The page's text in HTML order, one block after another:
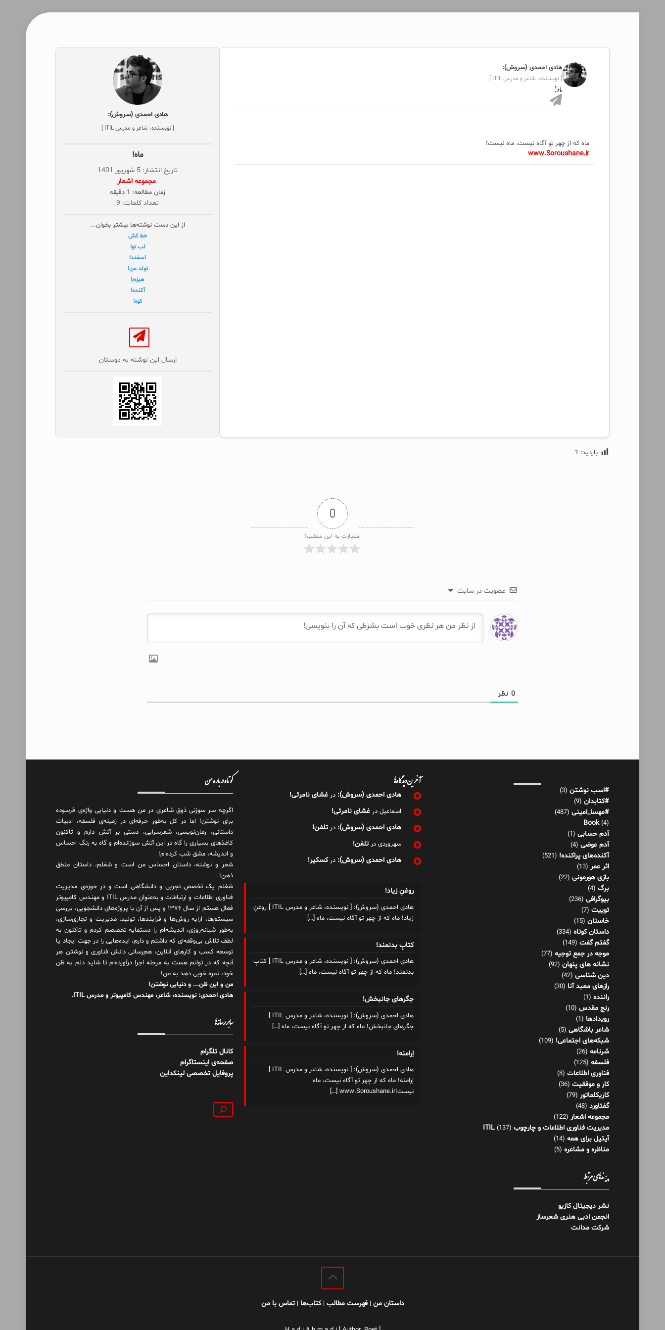
هادی احمدی (سروش):
[ نویسنده، شاعر و مدرس ITIL ]ماه!
ماه که از چهر تو آگاه نیست، ماه نیست!
www.Soroushane.ir
هادی احمدی (سروش):
[ نویسنده، شاعر و مدرس ITIL ]
ماه!
تاریخ انتشار: 5 شهریور 1401
‌ مجموعه اشعار
زمان مطالعه: 1 دقیقه
تعداد کلمات: 9
از این دست نوشته‌ها بیشتر بخوان...
خط‌‌ کش
لب تو!
اسفند!
تولد من!
هیزم!
آکنده!
کوه!
ارسال این نوشته به دوستان‌
بازدید: 1
0
امتیازت به این مطلب؟
عضویت در سایت
0نظر
#اسب نوشتن (3)
#کتابدان (9)
#مهسا_امینی (487)
Book(4)
آدم حسابی (1)
آدم عوضی (4)
آکنده‌های پراکنده! (521)
اثر عمر (13)
بازی هورمونی (22)
برگ (4)
بیوگرافی (236)
توییت (7)
خاستان (15)
داستان کوتاه (334)
گفتم گفت (149)
موجه در جمع توجیه (77)
نشانه های پنهان (92)
دین شناسی (42)
رازهای معبد آنا (30)
راننده (1)
رنج مقدس (10)
رویدادها (1)
شاعر باشگاهی (5)
شبکه‌های اجتماعی! (109)
شرنامه (26)
فلسفه (125)
فناوری اطلاعات (8)
کار و موفقیت (36)
کاریکلماتور (79)
گفتاورد (48)
مجموعه اشعار (122)
مدیریت فناوری اطلاعات و چارچوب ITIL (137)
آیتیل برای همه (14)
مناظره و مشاعره (5)
پیوندهای مرتبط
نشر دیجیتال کازیو
انجمن ادبی هنری شعرساز
شرکت مدانت
آخرین دیدگاه‌ها
هادی احمدی (سروش): درغشای نامرئی!
اسماعیل درغشای نامرئی!
هادی احمدی (سروش): درتلفن!
سهروردی درتلفن!
هادی احمدی (سروش): درکسکیر!
روغنِ زیاد!
هادی احمدی (سروش): [ نویسنده، شاعر و مدرس ITIL ] روغنِ
زیاد! ماه که از چهر تو آگاه نیست، ماه […]
کتابِ بدنمند!
هادی احمدی (سروش): [ نویسنده، شاعر و مدرس ITIL ] کتابِ
بدنمند! ماه که از چهر تو آگاه نیست، ماه […]
جگرهای جانبخش!
هادی احمدی (سروش): [ نویسنده، شاعر و مدرس ITIL ]
جگرهای جانبخش! ماه که از چهر تو آگاه نیست، ماه […]
اِرامنه!
هادی احمدی (سروش): [ نویسنده، شاعر و مدرس ITIL ]
اِرامنه! ماه که از چهر تو آگاه نیست، ماه
نیست!www.Soroushane.ir
[…]
کوتاه درباره من
اگرچه سر سوزنی ذوق شاعری در من هست و دنیایی واژه‌‌ی فرسوده
برای نوشتن! اما در کل به‌طور حرفه‌ای در زمینه‌ی فلسفه، ادبیات
داستانی، رمان‌نویسی، شعرسرایی، دستی بر آتش دارم و تاکنون
کاغذهای بسیاری را گاه در این آتش سوزانده‌ام و گاه به رنگ احساس
و اندیشه، مشق شب کرده‌ام!
شعر و نوشته، داستان احساس من است و شغلم، داستان منطق
ذهن!
شغلم یک تخصص تجربی و دانشگاهی است و در حوزه‌ی مدیریت
فناوری اطلاعات و ارتباطات و به‌عنوان مدرس ITIL و مهندس کامپیوتر
فعال هستم از سال ۱۳۷۶ و پس از آن با پروژه‌های دانشجویی، بررسی
سیستم‌ها، ارایه روش‌ها و فرایندها، تولید، مدیریت و تجاری‌سازی،
به‌طور شبانه‌روزی، اندیشه‌ام را دستمایه تخصصم کردم و تاکنون به
لطف تلاش بی‌وقفه‌ای که داشتم و دارم، اید‌ه‌هایی را در جهت ایجاد یا
توسعه کسب و کارهای آنلاین، هم‌رسانی دانش فناوری و نوشتن هر
آنچه که در توانم هست به مرحله اجرا درآورده‌ام تا شاید دلم به ظن
خود، نمره خوبی دهد به من!
من و این ظن... و دنیایی نوشتن!
هادی احمدی: نویسنده، شاعر، مهندس کامپیوتر و مدرس ITIL.
سایر رسانه‌ها
کانال تلگرام
صفحه‌ی اینستاگرام
پروفایل تخصصی لینکداین
جستجو
داستان من |فهرست مطالب |کتاب‌ها |تماس با من